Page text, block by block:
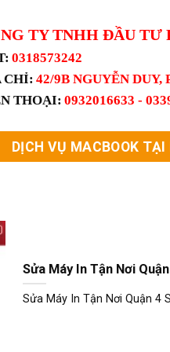
TY TNHH ĐẦU TƯ
0318573242
CHỈ: 42/9B NGUYỄN DUY,
THOẠI: 0932016633 -
DỊCH VỤ MACBOOK TẠI
Sửa Máy In Tận Nơi
Sửa Máy In Tận Nơi Quận 4